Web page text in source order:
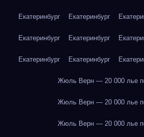
Екатеринбург Екатеринбург
Екатеринбург Екатеринбург
Екатеринбург Екатеринбург
Жюль Верн — 20 000 лье
Жюль Верн — 20 000 лье
Жюль Верн — 20 000 лье